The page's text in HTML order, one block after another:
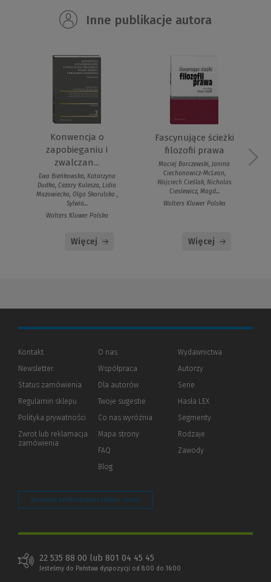
Inne publikacje autora
Konwencja o
zapobieganiu i
zwalczan...
Ewa Bieńkowska, Katarzyna
Dudka, Cezary Kulesza, Lidia
Mazowiecka, Olga Skorulska ,
Sylwia...
Wolters Kluwer Polska
Więcej
Fascynujące ścieżki
filozofii prawa
Maciej Barczewski, Janina
Ciechanowicz-McLean,
Wojciech Cieślak, Nicholas
Cieslewicz, Magd...
Wolters Kluwer Polska
Więcej
Kontakt
Newsletter
Status zamówienia
Regulamin sklepu
Polityka prywatności (Nowe
(Link
innej
Zwrot lub reklamacja
zamówienia
O nas
Współpraca
Dla autorów(Nowe
(Link
innej
strony)
Twoje sugestie
Co nas wyróżnia
Mapa strony
FAQ
Blog
Wydawnictwa
Autorzy
Serie
Hasła LEX
Segmenty
Rodzaje
Zawody
Zarządzaj preferencjami plików cookie
22 535 88 00 lub 801 04 45 45
Jesteśmy do Państwa dyspozycji od 8:00 do 16:00